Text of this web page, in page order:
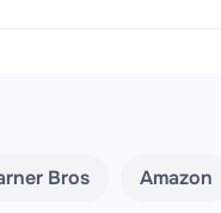
Bros Amazon